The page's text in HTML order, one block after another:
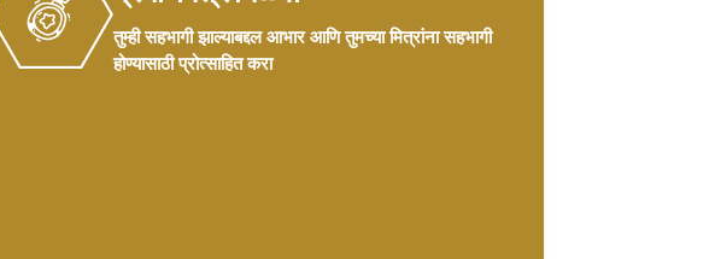
तुम्ही सहभागी झाल्याबद्दल आभार आणि तुमच्या मित्रांना सहभागी
होण्यासाठी प्रोत्साहित करा